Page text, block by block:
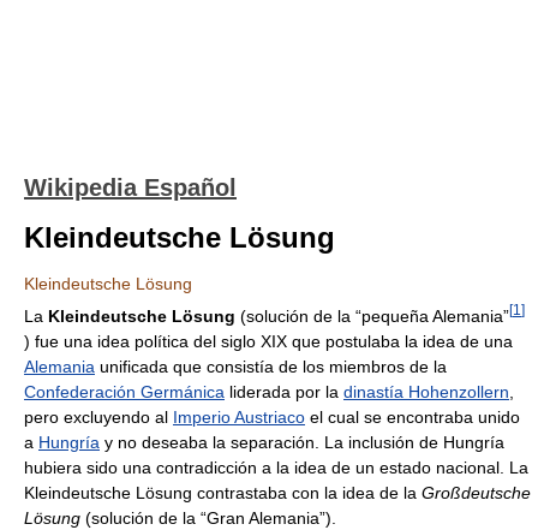
Wikipedia Español
Kleindeutsche Lösung
Kleindeutsche Lösung
La Kleindeutsche Lösung (solución de la “pequeña Alemania”[1 ]
) fue una idea política del siglo XIX que postulaba la idea de una
Alemania unificada que consistía de los miembros de la
Confederación Germánica liderada por la dinastía Hohenzollern
pero excluyendo al Imperio Austriaco el cual se encontraba unido
a Hungría y no deseaba la separación. La inclusión de Hungría
hubiera sido una contradicción a la idea de un estado nacional. La
Kleindeutsche Lösung contrastaba con la idea de la Großdeutsche
Lösung (solución de la “Gran Alemania”).